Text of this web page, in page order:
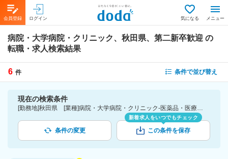
会員登録 ログイン 気になる メニュー
病院・大学病院・クリニック、秋田県、第二新卒歓迎 の
転職・求人検索結果
6 件 条件で並び替え
現在の検索条件
[勤務地]秋田県 [業種]病院・大学病院・クリニック-医薬品・医療機器・ライフサイエンス・医療系サービス [詳細条件](募集・採用情報)第二新卒歓迎
条件の変更
新着求人をいつでもチェック
この条件を保存